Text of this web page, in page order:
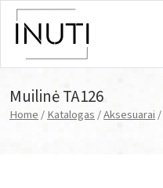
Main Navigation
Muilinė TA126
Home/Katalogas/Aksesuarai/